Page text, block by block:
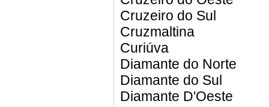
Cruzeiro do Sul
Cruzmaltina
Curiúva
Diamante do Norte
Diamante do Sul
Diamante D'Oeste